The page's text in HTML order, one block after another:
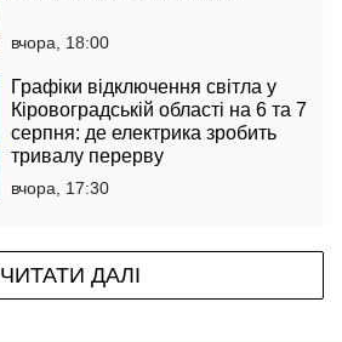
вчора, 18:00
Графіки відключення світла у
Кіровоградській області на 6 та 7
серпня: де електрика зробить
тривалу перерву
вчора, 17:30
ЧИТАТИ ДАЛІ